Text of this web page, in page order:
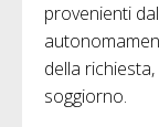
provenienti
della
soggiorno.